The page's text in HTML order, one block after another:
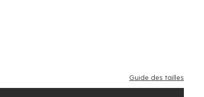
Guide des tailles